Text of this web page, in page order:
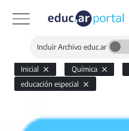
Incluir Archivo educ.ar
Inicial Química
educación especial